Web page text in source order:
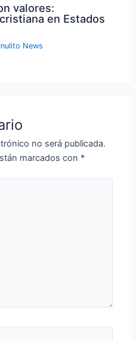
valores:
en Estados
News
no será publicada.
marcados con *